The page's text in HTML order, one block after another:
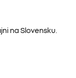
na Slovensku.